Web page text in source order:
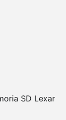
SD Lexar